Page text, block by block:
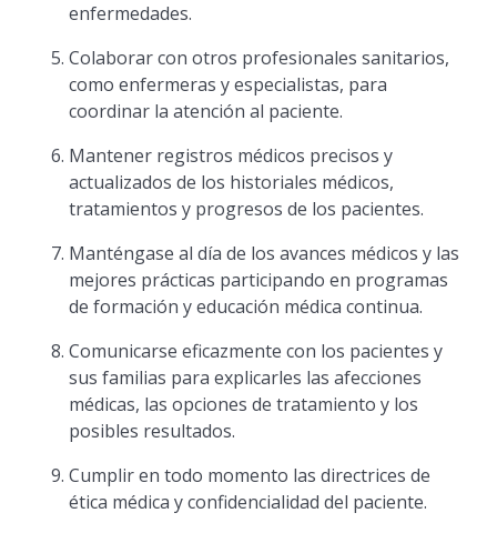
enfermedades.
Colaborar con otros profesionales sanitarios,
como enfermeras y especialistas, para
coordinar la atención al paciente.
Mantener registros médicos precisos y
actualizados de los historiales médicos,
tratamientos y progresos de los pacientes.
Manténgase al día de los avances médicos y las
mejores prácticas participando en programas
de formación y educación médica continua.
Comunicarse eficazmente con los pacientes y
sus familias para explicarles las afecciones
médicas, las opciones de tratamiento y los
posibles resultados.
Cumplir en todo momento las directrices de
ética médica y confidencialidad del paciente.